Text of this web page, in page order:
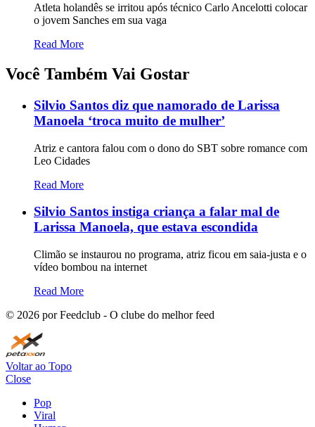
Atleta holandês se irritou após técnico Carlo Ancelotti colocar
o jovem Sanches em sua vaga
Read More
Você Também Vai Gostar
Silvio Santos diz que namorado de Larissa
Manoela ‘troca muito de mulher’
Atriz e cantora falou com o dono do SBT sobre romance com
Leo Cidades
Read More
Silvio Santos instiga criança a falar mal de
Larissa Manoela, que estava escondida
Climão se instaurou no programa, atriz ficou em saia-justa e o
vídeo bombou na internet
Read More
© 2026 por Feedclub - O clube do melhor feed
Voltar ao Topo
Close
Pop
Viral